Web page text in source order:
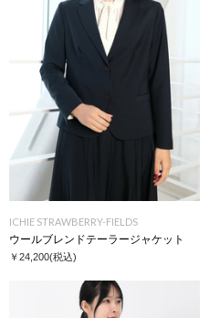
ICHIE STRAWBERRY-FIELDS
ウールブレンドテーラージャケット
￥24,200(税込)